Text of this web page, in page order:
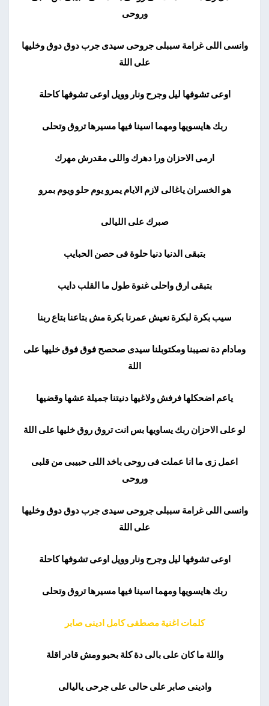
وروحى
وانسى اللى غرامة سببلى جروحى سيدى جرب دوق دوق وخليها
على اللة
اوعى تشوفها ليل وجرح ونار وويل اوعى تشوفها كاحلة
ربك هايسويها ومهما اسينا فيها مسيرها تروق وتحلى
ارمى الاحزان ورا دهرك واللى مقدرش مهرك
هو الخسران ياغالى لازم الايام يمرو يوم حلو ويوم بمرو
صبرك على الليالى
بتبقى الدنيا دنيا حلوة فى حصن الحبايب
بتبقى ارق واحلى غنوة طول ما القلب دايب
سيب بكرة لبكرة نعيش عمرنا بكرة مش بتاعنا بتاع ربنا
ومادام دة نصيبنا ومكتوبلنا سيدى صحصح فوق فوق خليها على
اللة
ياعم اضحكلها فرفش ولاغيها دنيتنا جميلة عشها وقضيها
لو على الاحزان ربك يساويها بس انت تروق روق خليها على اللة
اعمل زى ما انا عملت فى روحى باخد اللى حبيبى من قلبى
وروحى
وانسى اللى غرامة سببلى جروحى سيدى جرب دوق دوق وخليها
على اللة
اوعى تشوفها ليل وجرح ونار وويل اوعى تشوفها كاحلة
ربك هايسويها ومهما اسينا فيها مسيرها تروق وتحلى
كلمات اغنية مصطفى كامل ادينى صابر
واللة ما كان على بالى دة كلة بحبو ومش قادر اقلة
وادينى صابر على حالى على جرحى ياليالى